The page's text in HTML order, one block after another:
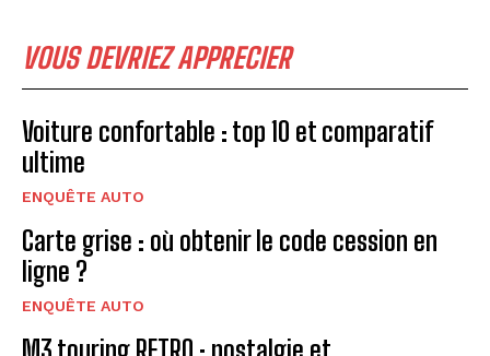
VOUS DEVRIEZ APPRECIER
Voiture confortable : top 10 et comparatif
ultime
ENQUÊTE AUTO
Carte grise : où obtenir le code cession en
ligne ?
ENQUÊTE AUTO